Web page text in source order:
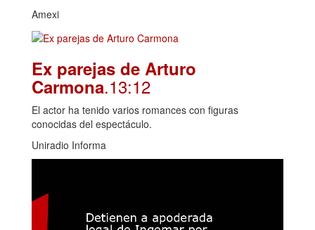
Amexi
Ex parejas de Arturo
Carmona.13:12
El actor ha tenido varios romances con figuras
conocidas del espectáculo.
Uniradio Informa